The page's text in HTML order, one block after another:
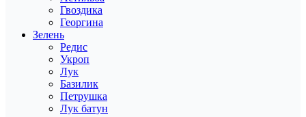
Гвоздика
Георгина
Зелень
Редис
Укроп
Лук
Базилик
Петрушка
Лук батун